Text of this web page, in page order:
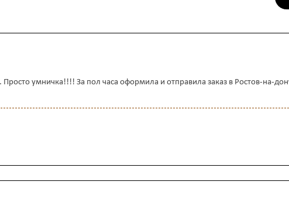
умничка!!!! За пол часа оформила и отправила заказ в Ростов-на-